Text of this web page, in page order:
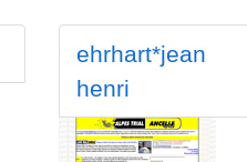
ehrhart*jean
henri